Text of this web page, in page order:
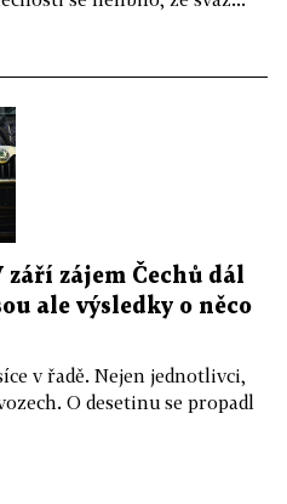
zájem Čechů dál
ale výsledky o něco
v řadě. Nejen jednotlivci,
O desetinu se propadl